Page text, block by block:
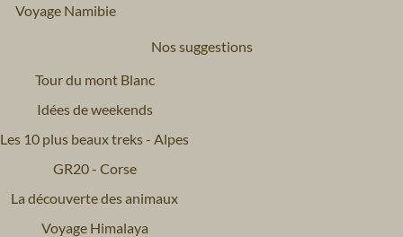
Voyage Namibie
Nos suggestions
Tour du mont Blanc
Idées de weekends
Les 10 plus beaux treks - Alpes
GR20 - Corse
La découverte des animaux
Voyage Himalaya